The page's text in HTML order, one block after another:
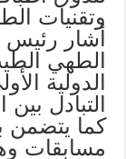
وتقنيات
أشار رئيس
الطهي
الدولية
التبادل بين
كما يتضمن
مسابقات